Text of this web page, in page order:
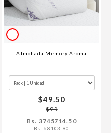
Almohada Memory Aroma
$49.50
$90
Bs. 3745714.50
Bs. 68103.90